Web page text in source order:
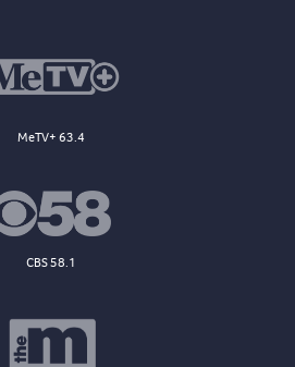
MeTV+ 63.4
CBS 58.1